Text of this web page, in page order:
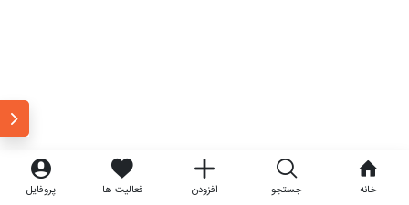
خانه جستجو افزودن فعالیت ها پروفایل